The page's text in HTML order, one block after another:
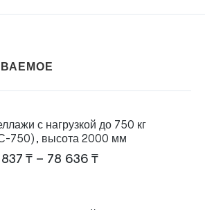
с нагрузкой до 750 кг
750), высота 2000 мм
₸ – 78 636 ₸Диапазон